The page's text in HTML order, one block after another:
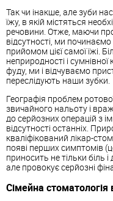
Так чи інакше, але зуби
їжу, в якій містяться
речовини. Отже, маючи
відсутності, ми
прийомом цієї самої їжі.
неприродності і
фуду, ми і відчуваємо
переслідують наши зубки.
Географія проблем
звичайного нальоту і
до серйозних операцій з
відсутності останніх.
кваліфікований лікар-
появі перших симптомів
приносить не тільки біль
але провокує серйозні
Сімейна стоматологія